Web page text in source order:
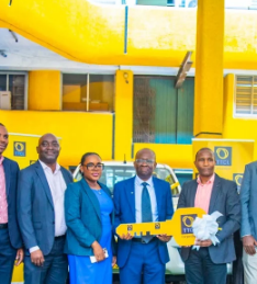
Aug 06 2026
Madeni Yalitishia Kuangamiza
2026
Kwa Zaidi Ya Miaka Saba
2026
WAKUU WA VYUO